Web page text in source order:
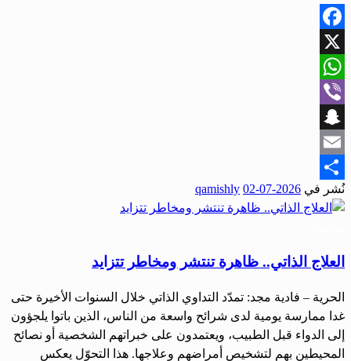
Facebook
X
WhatsApp
Viber
Snapchat
Email
Share
نُشر في 2026-07-02
qamishly
العلاج الذاتي.. ظاهرة تنتشر ومخاطر تتزايد
الحرية – فادية مجد: تمدّد التداوي الذاتي خلال السنوات الأخيرة حتى
غدا ممارسة يومية لدى شرائح واسعة من الناس، الذين باتوا يلجؤون
إلى الدواء قبل الطبيب، ويعتمدون على خبراتهم الشخصية أو نصائح
المحيطين بهم لتشخيص أمراضهم وعلاجها. هذا التحوّل يعكس